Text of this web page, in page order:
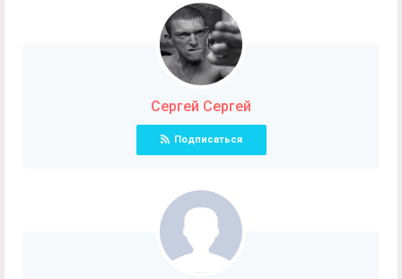
Сергей Сергей
Подписаться